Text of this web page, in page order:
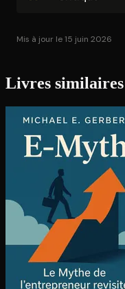
Mis à jour le 15 juin 2026
Livres similaires